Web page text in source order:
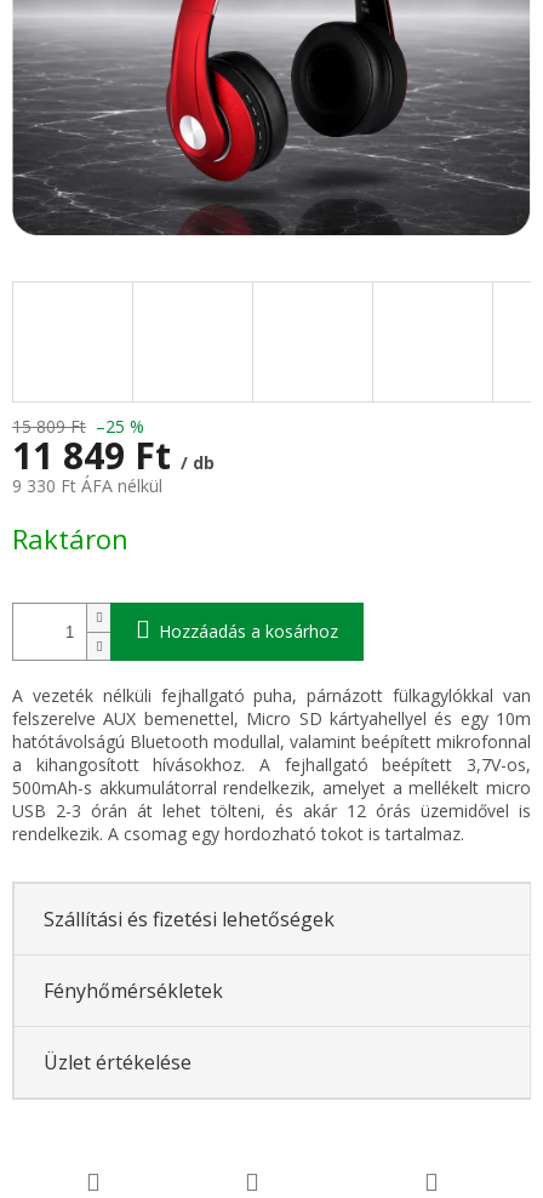
15 809 Ft –25 %
11 849 Ft / db
9 330 Ft ÁFA nélkül
Raktáron
Hozzáadás a kosárhoz
A vezeték nélküli fejhallgató puha, párnázott fülkagylókkal van
felszerelve AUX bemenettel, Micro SD kártyahellyel és egy 10m
hatótávolságú Bluetooth modullal, valamint beépített mikrofonnal
a kihangosított hívásokhoz. A fejhallgató beépített 3,7V-os,
500mAh-s akkumulátorral rendelkezik, amelyet a mellékelt micro
USB 2-3 órán át lehet tölteni, és akár 12 órás üzemidővel is
rendelkezik. A csomag egy hordozható tokot is tartalmaz.
Szállítási és fizetési lehetőségek
Fényhőmérsékletek
Üzlet értékelése